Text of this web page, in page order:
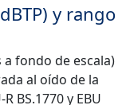
y rango
a fondo de escala)
al oído de la
BS.1770 y EBU